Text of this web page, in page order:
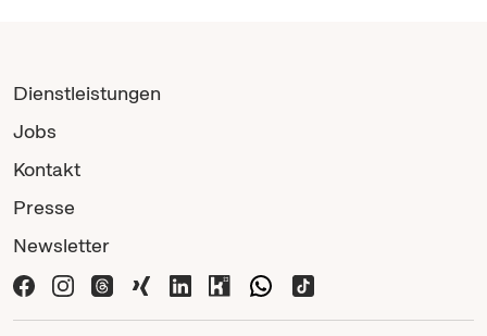
Dienstleistungen
Jobs
Kontakt
Presse
Newsletter